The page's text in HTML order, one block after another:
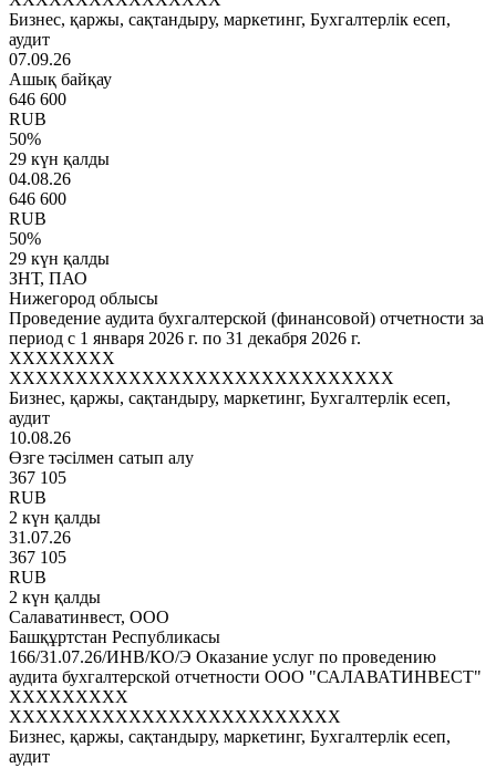
Бизнес, қаржы, сақтандыру, маркетинг, Бухгалтерлік есеп,
аудит
07.09.26
Ашық байқау
646 600
RUB
50%
29 күн қалды
04.08.26
646 600
RUB
50%
29 күн қалды
ЗНТ, ПАО
Нижегород облысы
Проведение аудита бухгалтерской (финансовой) отчетности за
период с 1 января 2026 г. по 31 декабря 2026 г.
XXXXXXXX
XXXXXXXXXXXXXXXXXXXXXXXXXXXXX
Бизнес, қаржы, сақтандыру, маркетинг, Бухгалтерлік есеп,
аудит
10.08.26
Өзге тәсілмен сатып алу
367 105
RUB
2 күн қалды
31.07.26
367 105
RUB
2 күн қалды
Салаватинвест, ООО
Башқұртстан Республикасы
166/31.07.26/ИНВ/КО/Э Оказание услуг по проведению
аудита бухгалтерской отчетности ООО "САЛАВАТИНВЕСТ"
XXXXXXXXX
XXXXXXXXXXXXXXXXXXXXXXXXX
Бизнес, қаржы, сақтандыру, маркетинг, Бухгалтерлік есеп,
аудит